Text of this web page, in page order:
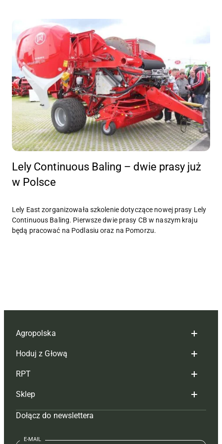
Lely Continuous Baling – dwie prasy już
w Polsce
Lely East zorganizowała szkolenie dotyczące nowej prasy Lely
Continuous Baling. Pierwsze dwie prasy CB w naszym kraju
będą pracować na Podlasiu oraz na Pomorzu.
Agropolska
Redakcja
Reklama
Tagi
Mapa serwisu
Kontakt
Hoduj z Głową
Hoduj z głową bydło
Hoduj z głową świnie
Prenumerata
Redakcja
RPT
Redakcja
Prenumerata
Reklama
Sklep
Czasopisma i prenumerata
Książki
Dołącz do newslettera
E-MAIL